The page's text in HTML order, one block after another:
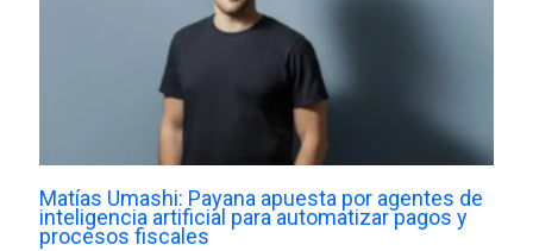
Matías Umashi: Payana apuesta por agentes de
inteligencia artificial para automatizar pagos y
procesos fiscales